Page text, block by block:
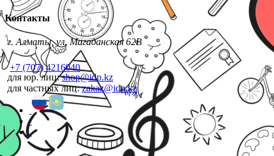
Контакты
г. Алматы, ул. Магаданская 62В
+7 (707) 4216040
для юр. лиц:shop@idp.kz
для частных лиц:zakaz@idp.kz